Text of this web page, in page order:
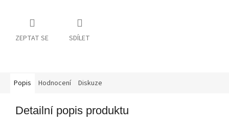
ZEPTAT SE SDÍLET
Popis Hodnocení Diskuze
Detailní popis produktu